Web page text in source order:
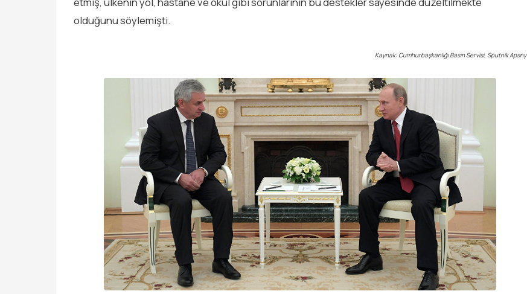
olduğunu söylemişti.
Kaynak: Cumhurbaşkanlığı Basın Servisi, Sputnik Apsny